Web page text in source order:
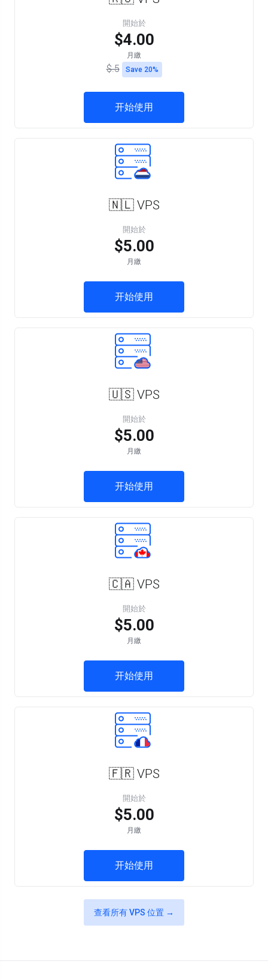
開始於
$4.00
月繳
$.5 Save 20%
开始使用
🇳🇱 VPS
開始於
$5.00
月繳
开始使用
🇺🇸 VPS
開始於
$5.00
月繳
开始使用
🇨🇦 VPS
開始於
$5.00
月繳
开始使用
🇫🇷 VPS
開始於
$5.00
月繳
开始使用
查看所有 VPS 位置 →